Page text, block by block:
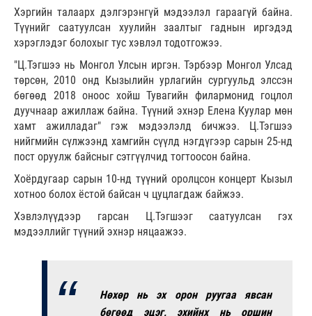
Хэргийн талаарх дэлгэрэнгүй мэдээлэл гараагүй байна.
Түүнийг саатуулсан хуулийн заалтыг гаднын иргэдэд
хэрэглэдэг болохыг тус хэвлэл тодотгожээ.
"Ц.Тэгшээ нь Монгол Улсын иргэн. Тэрбээр Монгол Улсад
төрсөн, 2010 онд Кызылийн урлагийн сургуульд элссэн
бөгөөд 2018 оноос хойш Тувагийн филармонид гоцлол
дуучнаар ажиллаж байна. Түүний эхнэр Елена Куулар мөн
хамт ажилладаг" гэж мэдээлэлд бичжээ. Ц.Тэгшээ
нийгмийн сүлжээнд хамгийн сүүлд нэгдүгээр сарын 25-нд
пост оруулж байсныг сэтгүүлчид тогтоосон байна.
Хоёрдугаар сарын 10-нд түүний оролцсон концерт Кызыл
хотноо болох ёстой байсан ч цуцлагдаж байжээ.
Хэвлэлүүдээр гарсан Ц.Тэгшээг саатуулсан гэх
мэдээллийг түүний эхнэр няцаажээ.
Нөхөр нь эх орон руугаа явсан
бөгөөд эцэг, эхийнх нь оршин